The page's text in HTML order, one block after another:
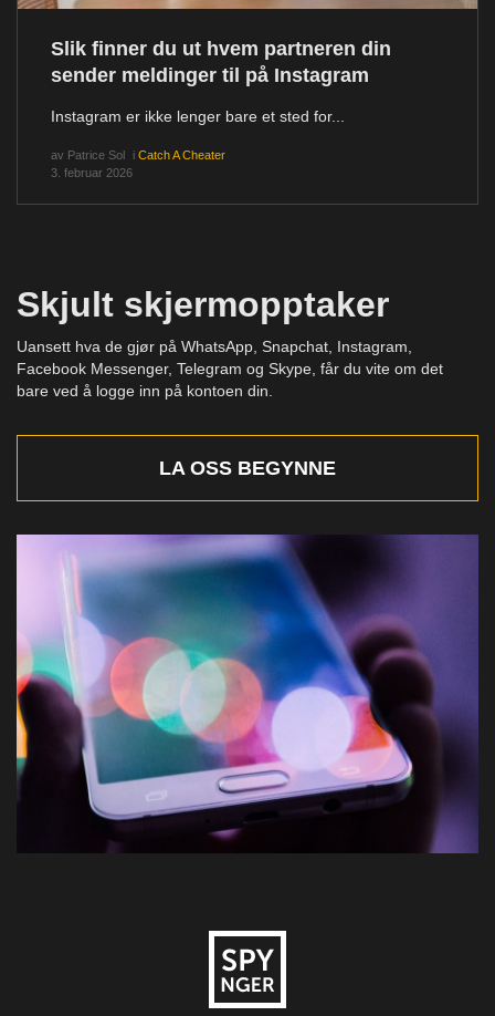
Slik finner du ut hvem partneren din
sender meldinger til på Instagram
Instagram er ikke lenger bare et sted for...
av Patrice Sol i Catch A Cheater
3. februar 2026
Skjult skjermopptaker
Uansett hva de gjør på WhatsApp, Snapchat, Instagram,
Facebook Messenger, Telegram og Skype, får du vite om det
bare ved å logge inn på kontoen din.
LA OSS BEGYNNE